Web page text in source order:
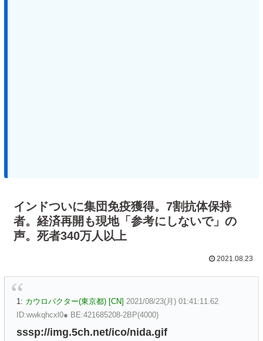
インドついに集団免疫獲得。7割抗体保持
者。経済再開も現地「参考にしないで」の
声。死者340万人以上
2021.08.23
1: カウロバクター(東京都) [CN] 2021/08/23(月) 01:41:11.62
ID:wwkqhcxl0● BE:421685208-2BP(4000)
sssp://img.5ch.net/ico/nida.gif